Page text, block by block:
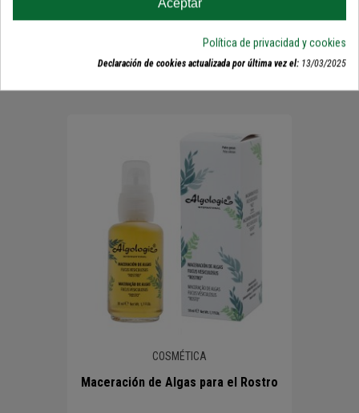
COSMÉTICA
Maceración de Algas para el Rostro
Aceptar
Política de privacidad y cookies
Declaración de cookies actualizada por última vez el: 13/03/2025